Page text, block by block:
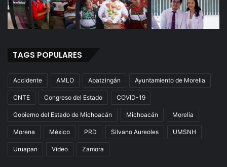
TAGS POPULARES
Accidente AMLO Apatzingán Ayuntamiento de Morelia
CNTE Congreso del Estado COVID-19
Gobierno del Estado de Michoacán Michoacán Morelia
Morena México PRD Silvano Aureoles UMSNH
Uruapan Video Zamora